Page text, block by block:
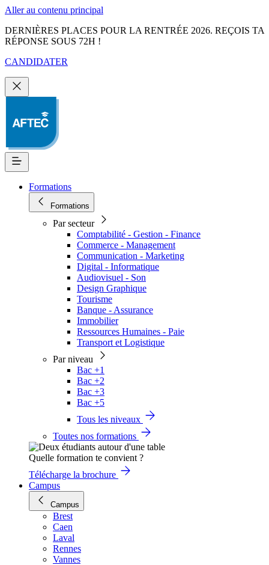
Aller au contenu principal
DERNIÈRES PLACES POUR LA RENTRÉE 2026. REÇOIS TA
RÉPONSE SOUS 72H !
CANDIDATER
Formations
Formations
Par secteur
Comptabilité - Gestion - Finance
Commerce - Management
Communication - Marketing
Digital - Informatique
Audiovisuel - Son
Design Graphique
Tourisme
Banque - Assurance
Immobilier
Ressources Humaines - Paie
Transport et Logistique
Par niveau
Bac +1
Bac +2
Bac +3
Bac +5
Tous les niveaux
Toutes nos formations
Quelle formation te convient ?
Télécharge la brochure
Campus
Campus
Brest
Caen
Laval
Rennes
Vannes